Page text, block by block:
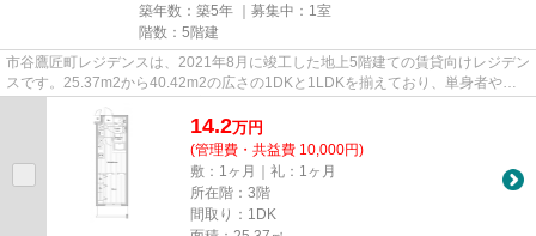
築年数：築5年 ｜募集中： 1室
階数：5階建
市谷鷹匠町レジデンスは、2021年8月に竣工した地上5階建ての賃貸向けレジデン
スです。25.37m2から40.42m2の広さの1DKと1LDKを揃えており、単身者や二
14.2万円
(管理費・共益費 10,000円)
敷：1ヶ月｜礼：1ヶ月
所在階：3階
間取り：1DK